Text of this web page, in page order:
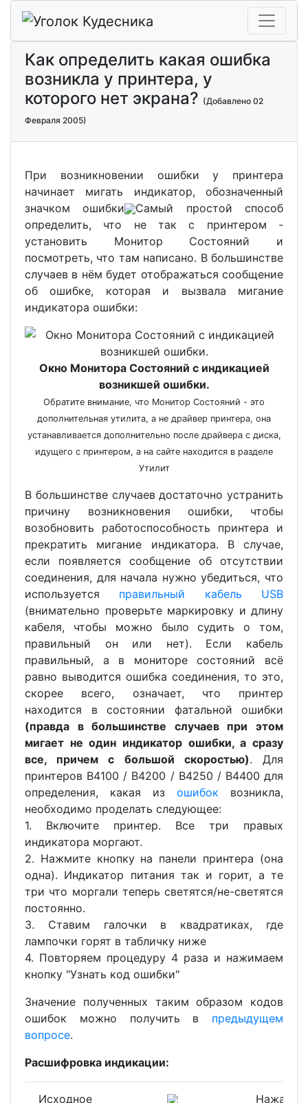
Как определить какая ошибка
возникла у принтера, у
которого нет экрана? (Добавлено 02
Февраля 2005)
При возникновении ошибки у принтера
начинает мигать индикатор, обозначенный
значком ошибки
Самый простой способ
определить, что не так с принтером -
установить Монитор Состояний и
посмотреть, что там написано. В большинстве
случаев в нём будет отображаться сообщение
об ошибке, которая и вызвала мигание
индикатора ошибки:
Окно Монитора Состояний с индикацией
возникшей ошибки.
Обратите внимание, что Монитор Состояний - это
дополнительная утилита, а не драйвер принтера, она
устанавливается дополнительно после драйвера с диска,
идущего с принтером, а на сайте находится в разделе
Утилит
В большинстве случаев достаточно устранить
причину возникновения ошибки, чтобы
возобновить работоспособность принтера и
прекратить мигание индикатора. В случае,
если появляется сообщение об отсутствии
соединения, для начала нужно убедиться, что
используется правильный кабель USB
(внимательно проверьте маркировку и длину
кабеля, чтобы можно было судить о том,
правильный он или нет). Если кабель
правильный, а в мониторе состояний всё
равно выводится ошибка соединения, то это,
скорее всего, означает, что принтер
находится в состоянии фатальной ошибки
(правда в большинстве случаев при этом
мигает не один индикатор ошибки, а сразу
все, причем c большой скоростью). Для
принтеров B4100 / B4200 / B4250 / B4400 для
определения, какая из ошибок возникла,
необходимо проделать следующее:
1. Включите принтер. Все три правых
индикатора моргают.
2. Нажмите кнопку на панели принтера (она
одна). Индикатор питания так и горит, а те
три что моргали теперь светятся/не-светятся
постоянно.
3. Ставим галочки в квадратиках, где
лампочки горят в табличку ниже
4. Повторяем процедуру 4 раза и нажимаем
кнопку "Узнать код ошибки"
Значение полученных таким образом кодов
ошибок можно получить в предыдущем
вопросе.
Расшифровка индикации:
Исходное
Нажать